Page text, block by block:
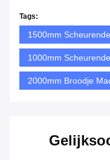
Tags:
1500mm
1000mm
2000mm Broodje